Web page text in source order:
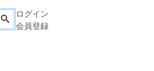
ログイン
会員登録